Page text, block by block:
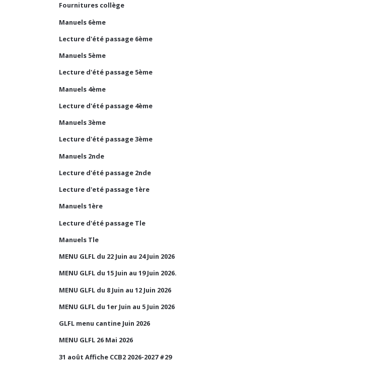
Fournitures collège
Manuels 6ème
Lecture d'été passage 6ème
Manuels 5ème
Lecture d'été passage 5ème
Manuels 4ème
Lecture d'été passage 4ème
Manuels 3ème
Lecture d'été passage 3ème
Manuels 2nde
Lecture d'été passage 2nde
Lecture d'eté passage 1ère
Manuels 1ère
Lecture d'été passage Tle
Manuels Tle
MENU GLFL du 22 Juin au 24 Juin 2026
MENU GLFL du 15 Juin au 19 Juin 2026.
MENU GLFL du 8 Juin au 12 Juin 2026
MENU GLFL du 1er Juin au 5 Juin 2026
GLFL menu cantine Juin 2026
MENU GLFL 26 Mai 2026
31 août Affiche CCB2 2026-2027 #29